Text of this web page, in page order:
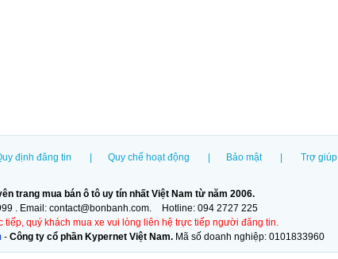
định đăng tin | Quy chế hoạt động | Bảo mật | Trợ giúp
trang mua bán ô tô uy tín nhất Việt Nam từ năm 2006.
. Email: contact@bonbanh.com. Hotline: 094 2727 225
tiếp, quý khách mua xe vui lòng liên hệ trực tiếp người đăng tin.
- Công ty cổ phần Kypernet Việt Nam. Mã số doanh nghiệp: 0101833960